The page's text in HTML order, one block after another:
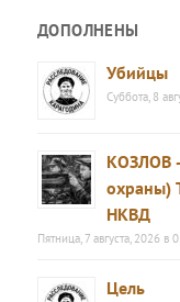
ДОПОЛНЕНЫ
Убийцы
Суббота, 8
КОЗЛОВ
охраны)
НКВД
Пятница, 7 августа, 2026 в
Цель